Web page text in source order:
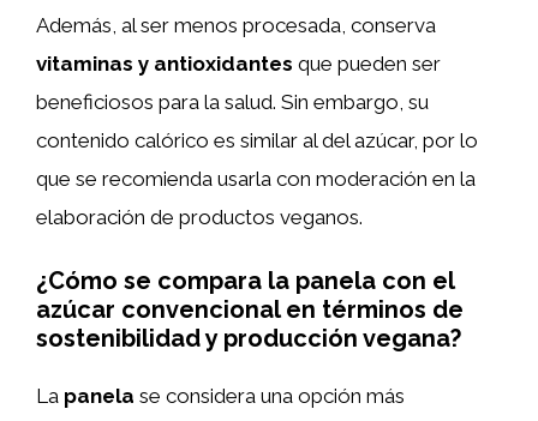
Además, al ser menos procesada, conserva
vitaminas y antioxidantes que pueden ser
beneficiosos para la salud. Sin embargo, su
contenido calórico es similar al del azúcar, por lo
que se recomienda usarla con moderación en la
elaboración de productos veganos.
¿Cómo se compara la panela con el
azúcar convencional en términos de
sostenibilidad y producción vegana?
La panela se considera una opción más